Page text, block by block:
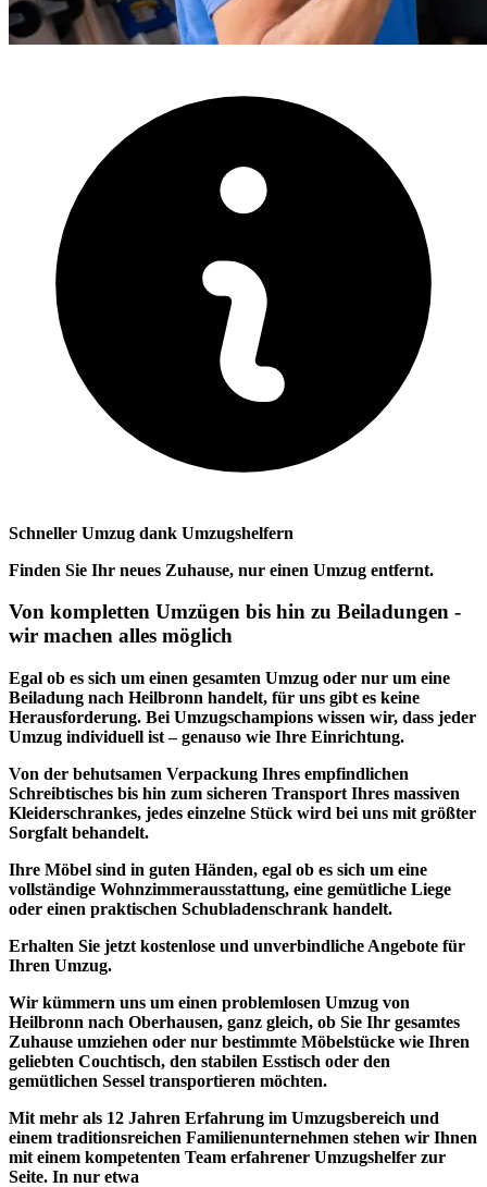
Schneller Umzug dank Umzugshelfern
Finden Sie Ihr neues Zuhause, nur einen Umzug entfernt.
Von kompletten Umzügen bis hin zu Beiladungen -
wir machen alles möglich
Egal ob es sich um einen gesamten Umzug oder nur um eine
Beiladung nach Heilbronn handelt, für uns gibt es keine
Herausforderung. Bei Umzugschampions wissen wir, dass jeder
Umzug individuell ist – genauso wie Ihre Einrichtung.
Von der behutsamen Verpackung Ihres empfindlichen
Schreibtisches bis hin zum sicheren Transport Ihres massiven
Kleiderschrankes, jedes einzelne Stück wird bei uns mit größter
Sorgfalt behandelt.
Ihre Möbel sind in guten Händen, egal ob es sich um eine
vollständige Wohnzimmerausstattung, eine gemütliche Liege
oder einen praktischen Schubladenschrank handelt.
Erhalten Sie jetzt kostenlose und unverbindliche Angebote für
Ihren Umzug.
Wir kümmern uns um einen problemlosen Umzug von
Heilbronn nach Oberhausen, ganz gleich, ob Sie Ihr gesamtes
Zuhause umziehen oder nur bestimmte Möbelstücke wie Ihren
geliebten Couchtisch, den stabilen Esstisch oder den
gemütlichen Sessel transportieren möchten.
Mit mehr als 12 Jahren Erfahrung im Umzugsbereich und
einem traditionsreichen Familienunternehmen stehen wir Ihnen
mit einem kompetenten Team erfahrener Umzugshelfer zur
Seite. In nur etwa